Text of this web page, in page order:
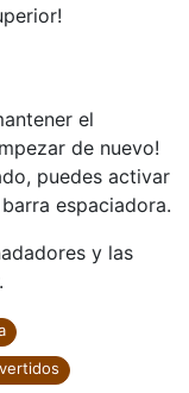
el
de nuevo!
puedes activar
espaciadora.
y las